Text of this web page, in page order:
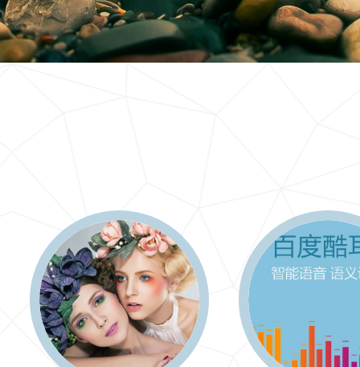
信息爆炸时代，信息传递是否做到更新、更全、更
快